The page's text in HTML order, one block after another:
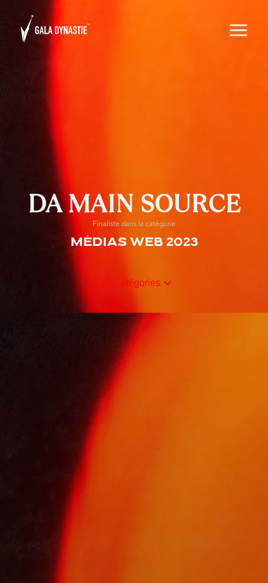
DA MAIN SOURCE
Finaliste dans la catégorie
Médias web 2023
Les Catégories